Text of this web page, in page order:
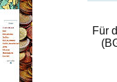
Für